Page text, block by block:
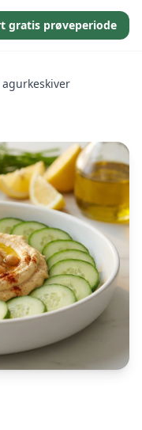
gratis prøveperiode